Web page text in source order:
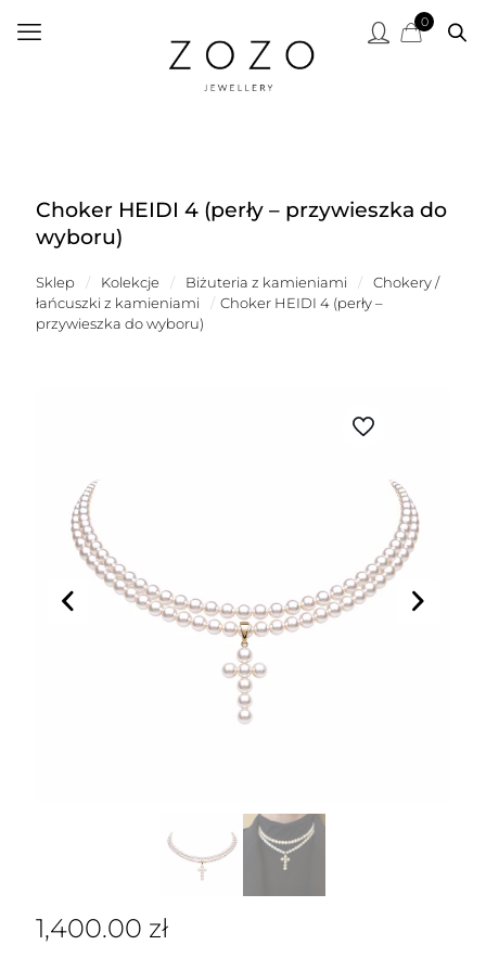
0
Choker HEIDI 4 (perły – przywieszka do
wyboru)
Sklep / Kolekcje / Biżuteria z kamieniami /
Chokery /
łańcuszki z kamieniami
/ Choker HEIDI 4 (perły –
przywieszka do wyboru)
1,400.00 zł